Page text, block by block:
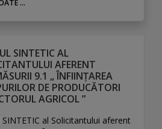
...
SINTETIC AL
AFERENT
9.1 „ ÎNFIINȚAREA
DE PRODUCĂTORI
AGRICOL ”
SINTETIC al Solicitantului aferent